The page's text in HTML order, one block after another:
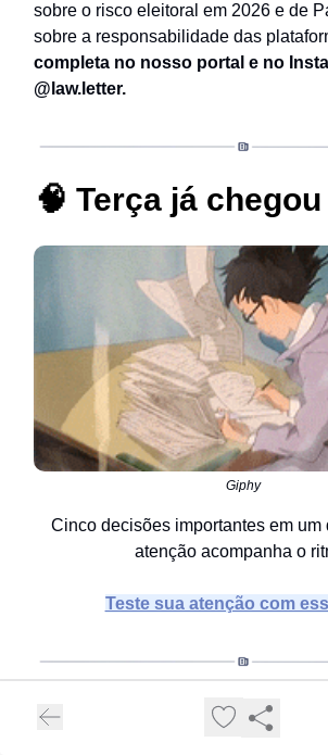
sobre o risco eleitoral em 2026 e de
sobre a responsabilidade das
completa no nosso portal e no
@law.letter.
🧠 Terça já
Giphy
Cinco decisões importantes em um
atenção acompanha o
Teste sua atenção com
📩 Boa terça-feira